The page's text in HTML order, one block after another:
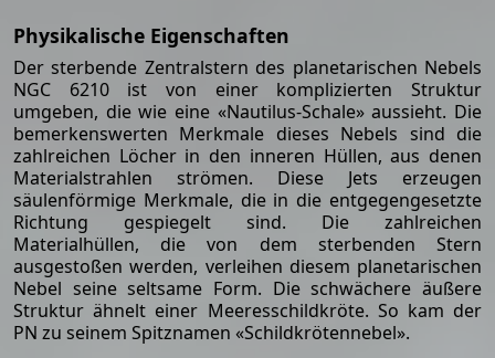
Physikalische Eigenschaften
Der sterbende Zentralstern des planetarischen Nebels
NGC 6210 ist von einer komplizierten Struktur
umgeben, die wie eine «Nautilus-Schale» aussieht. Die
bemerkenswerten Merkmale dieses Nebels sind die
zahlreichen Löcher in den inneren Hüllen, aus denen
Materialstrahlen strömen. Diese Jets erzeugen
säulenförmige Merkmale, die in die entgegengesetzte
Richtung gespiegelt sind. Die zahlreichen
Materialhüllen, die von dem sterbenden Stern
ausgestoßen werden, verleihen diesem planetarischen
Nebel seine seltsame Form. Die schwächere äußere
Struktur ähnelt einer Meeresschildkröte. So kam der
PN zu seinem Spitznamen «Schildkrötennebel».